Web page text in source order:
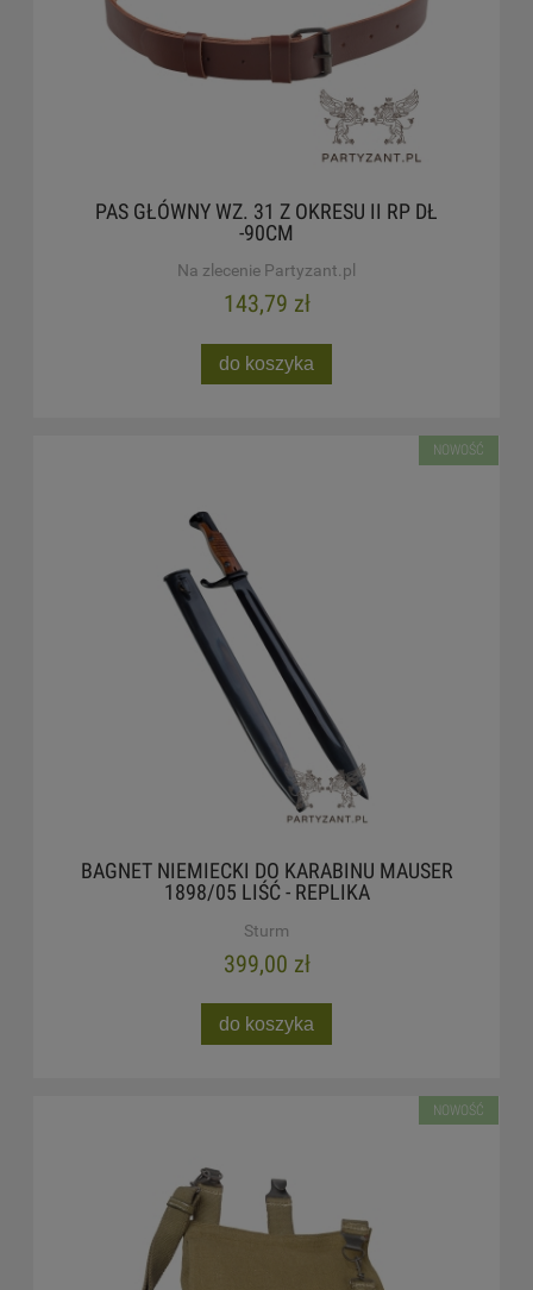
PAS GŁÓWNY WZ. 31 Z OKRESU II RP DŁ
-90CM
Na zlecenie Partyzant.pl
143,79 zł
do koszyka
BAGNET NIEMIECKI DO KARABINU MAUSER
1898/05 LIŚĆ - REPLIKA
Sturm
399,00 zł
do koszyka
NOWOŚĆ
NOWOŚĆ